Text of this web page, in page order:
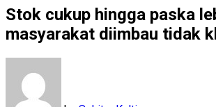
Stok cukup hingga paska
masyarakat diimbau tidak